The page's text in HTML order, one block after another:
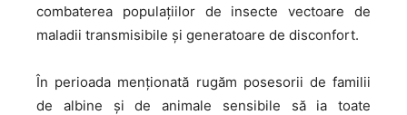
combaterea populaţiilor de insecte vectoare de
maladii transmisibile şi generatoare de disconfort.
În perioada menţionată rugăm posesorii de familii
de albine şi de animale sensibile să ia toate